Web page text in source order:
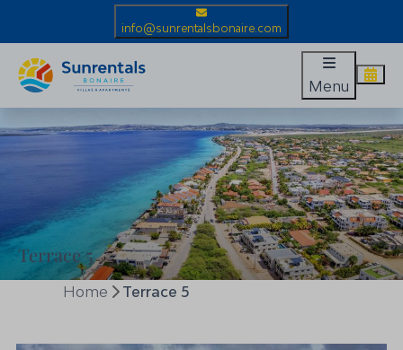
info@sunrentalsbonaire.com
Menu
Terrace 5
Home Terrace 5